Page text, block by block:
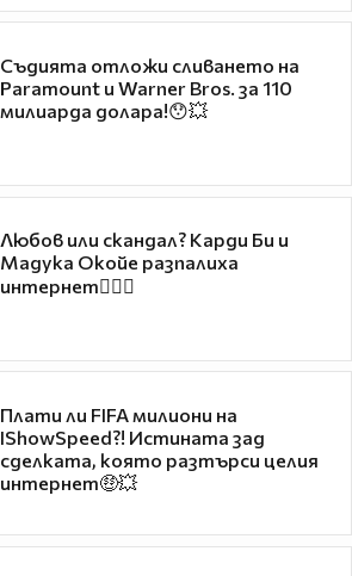
Съдията отложи сливането на
Paramount и Warner Bros. за 110
милиарда долара!😯💥
Любов или скандал? Карди Би и
Мадука Окойе разпалиха
интернет❤️‍🔥🔥
Плати ли FIFA милиони на
IShowSpeed?! Истината зад
сделката, която разтърси целия
интернет🤑💥